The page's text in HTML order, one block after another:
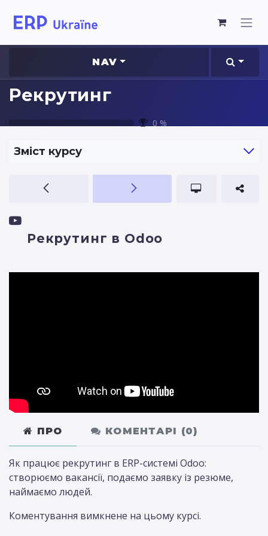
NAV
Рекрутинг
0 %
Зміст курсу
Рекрутинг в Odoo
ПРО КОМЕНТАРІ (0)
Як працює рекрутинг в ERP-системі Odoo:
створюємо вакансії, подаємо заявку із резюме,
наймаємо людей.
Коментування вимкнене на цьому курсі.